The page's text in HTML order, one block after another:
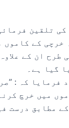
تلقین
کے
ان کے
گیا ہے۔
کہ :
میں خرچ
مطابق درست